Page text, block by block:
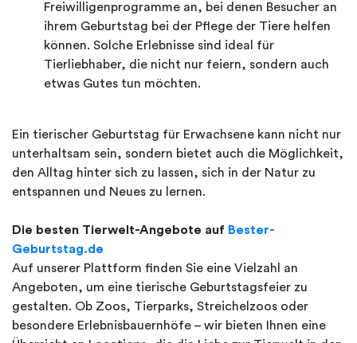
Freiwilligenprogramme an, bei denen Besucher an
ihrem Geburtstag bei der Pflege der Tiere helfen
können. Solche Erlebnisse sind ideal für
Tierliebhaber, die nicht nur feiern, sondern auch
etwas Gutes tun möchten.
Ein tierischer Geburtstag für Erwachsene kann nicht nur
unterhaltsam sein, sondern bietet auch die Möglichkeit,
den Alltag hinter sich zu lassen, sich in der Natur zu
entspannen und Neues zu lernen.
Die besten Tierwelt-Angebote auf Bester-
Geburtstag.de
Auf unserer Plattform finden Sie eine Vielzahl an
Angeboten, um eine tierische Geburtstagsfeier zu
gestalten. Ob Zoos, Tierparks, Streichelzoos oder
besondere Erlebnisbauernhöfe – wir bieten Ihnen eine